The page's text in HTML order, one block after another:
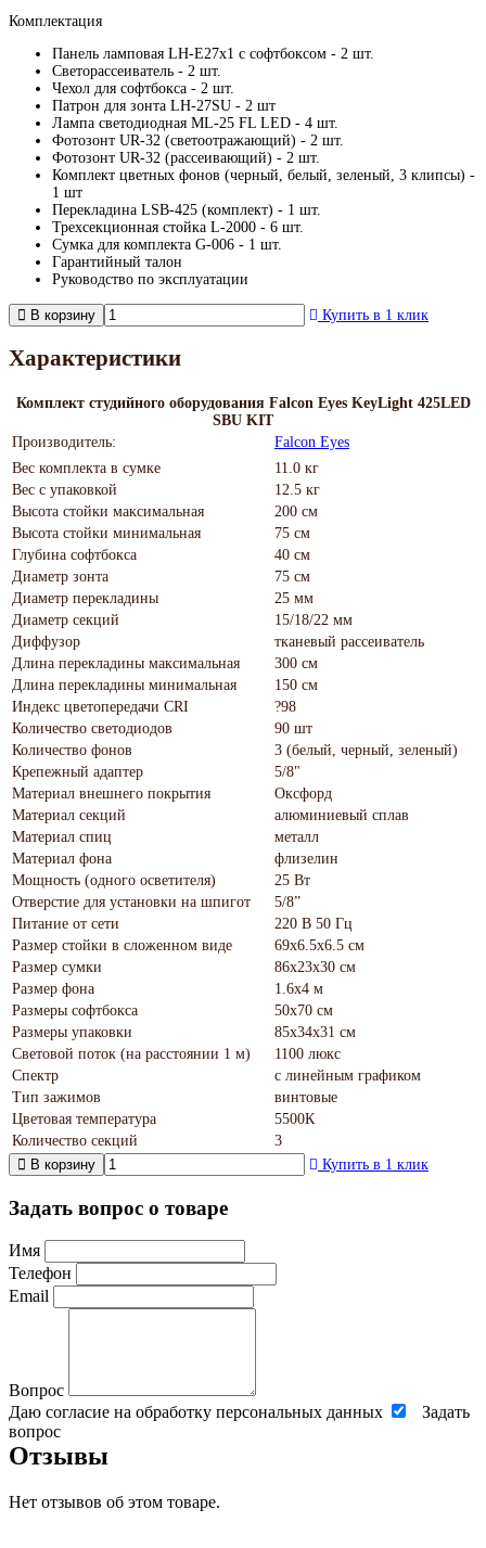
Комплектация
Панель ламповая LH-E27х1 c софтбоксом - 2 шт.
Светорассеиватель - 2 шт.
Чехол для софтбокса - 2 шт.
Патрон для зонта LH-27SU - 2 шт
Лампа светодиодная ML-25 FL LED - 4 шт.
Фотозонт UR-32 (светоотражающий) - 2 шт.
Фотозонт UR-32 (рассеивающий) - 2 шт.
Комплект цветных фонов (черный, белый, зеленый, 3 клипсы) -
1 шт
Перекладина LSB-425 (комплект) - 1 шт.
Трехсекционная стойка L-2000 - 6 шт.
Сумка для комплекта G-006 - 1 шт.
Гарантийный талон
Руководство по эксплуатации
В корзину Купить в 1 клик
Характеристики
Комплект студийного оборудования Falcon Eyes KeyLight 425LED
SBU KIT
Производитель:
Falcon Eyes
Вес комплекта в сумке
11.0 кг
Вес с упаковкой
12.5 кг
Высота стойки максимальная
200 см
Высота стойки минимальная
75 см
Глубина софтбокса
40 см
Диаметр зонта
75 см
Диаметр перекладины
25 мм
Диаметр секций
15/18/22 мм
Диффузор
тканевый рассеиватель
Длина перекладины максимальная
300 см
Длина перекладины минимальная
150 см
Индекс цветопередачи CRI
?98
Количество светодиодов
90 шт
Количество фонов
3 (белый, черный, зеленый)
Крепежный адаптер
5/8"
Материал внешнего покрытия
Оксфорд
Материал секций
алюминиевый сплав
Материал спиц
металл
Материал фона
флизелин
Мощность (одного осветителя)
25 Вт
Отверстие для установки на шпигот
5/8”
Питание от сети
220 В 50 Гц
Размер стойки в сложенном виде
69х6.5х6.5 см
Размер сумки
86х23х30 см
Размер фона
1.6х4 м
Размеры софтбокса
50х70 см
Размеры упаковки
85х34х31 см
Световой поток (на расстоянии 1 м)
1100 люкс
Спектр
с линейным графиком
Тип зажимов
винтовые
Цветовая температура
5500К
Количество секций
3
В корзину
Купить в 1 клик
Задать вопрос о товаре
Имя
Телефон
Email
Вопрос
Даю согласие на обработку персональных данных
Задать
вопрос
Отзывы
Нет отзывов об этом товаре.